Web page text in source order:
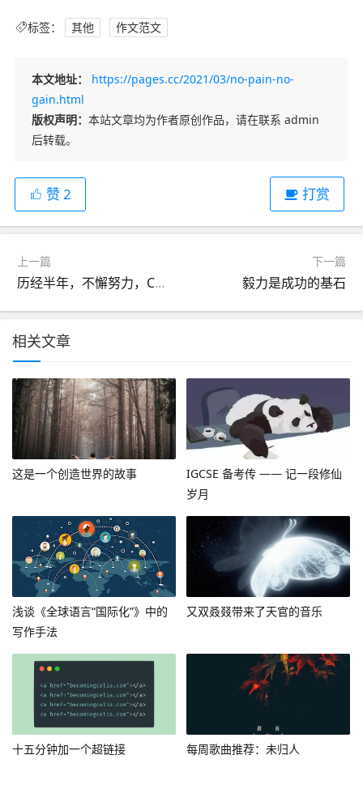
标签： 其他 作文范文
本文地址：
https://pages.cc/2021/03/no-pain-no-
gain.html
版权声明： 本站文章均为作者原创作品，请在联系 admin
后转载。
赞 2
微信
打赏
上一篇
历经半年，不懈努力，CTB 是否圆满结束？
下一篇
毅力是成功的基石
相关文章
这是一个创造世界的故事
IGCSE 备考传 —— 记一段修仙
岁月
浅谈《全球语言“国际化”》中的
写作手法
又双叒叕带来了天官的音乐
十五分钟加一个超链接 每周歌曲推荐：未归人